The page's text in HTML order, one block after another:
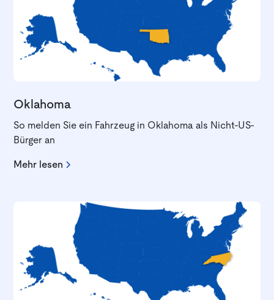
Oklahoma
So melden Sie ein Fahrzeug in Oklahoma als Nicht-US-
Bürger an
Mehr lesen